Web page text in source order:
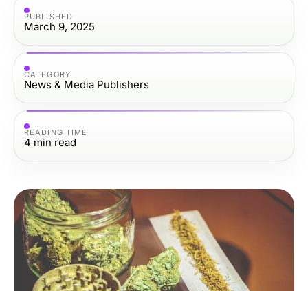
PUBLISHED
March 9, 2025
CATEGORY
News & Media Publishers
READING TIME
4 min read